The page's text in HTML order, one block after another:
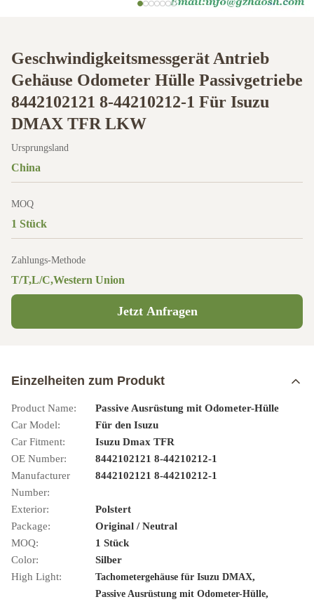
Geschwindigkeitsmessgerät Antrieb
Gehäuse Odometer Hülle Passivgetriebe
8442102121 8-44210212-1 Für Isuzu
DMAX TFR LKW
Ursprungsland
China
MOQ
1 Stück
Zahlungs-Methode
T/T,L/C,Western Union
Jetzt Anfragen
Einzelheiten zum Produkt
Product Name:
Passive Ausrüstung mit Odometer-Hülle
Car Model:
Für den Isuzu
Car Fitment:
Isuzu Dmax TFR
OE Number:
8442102121 8-44210212-1
Manufacturer
Number:
8442102121 8-44210212-1
Exterior:
Polstert
Package:
Original / Neutral
MOQ:
1 Stück
Color:
Silber
High Light:
Tachometergehäuse für Isuzu DMAX,
Passive Ausrüstung mit Odometer-Hülle,